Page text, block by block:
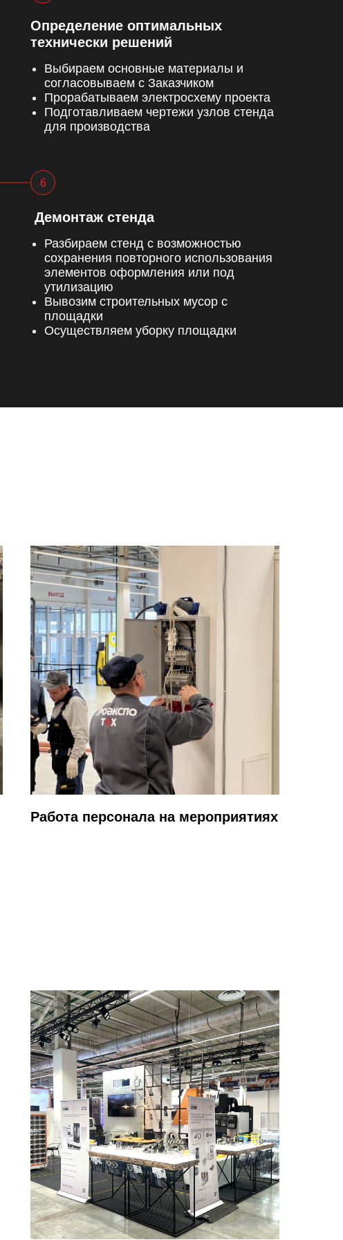
Определение оптимальных
технически решений
Выбираем основные материалы и
согласовываем с Заказчиком
Прорабатываем электросхему проекта
Подготавливаем чертежи узлов стенда
для производства
Демонтаж стенда
Разбираем стенд с возможностью
сохранения повторного использования
элементов оформления или под
утилизацию
Вывозим строительных мусор с
площадки
Осуществляем уборку площадки
Работа персонала на мероприятиях